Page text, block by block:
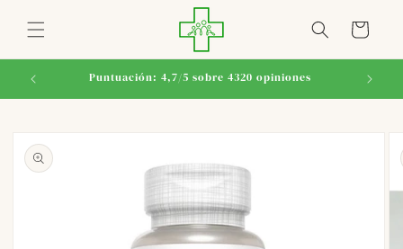
directamente
al contenido
Carrito
Puntuación: 4,7/5 sobre 4320 opiniones
a la
información